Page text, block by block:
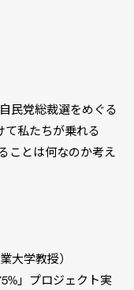
民党総裁選をめぐる
私たちが乗れる
ことは何なのか考え
大学教授）
」プロジェクト実